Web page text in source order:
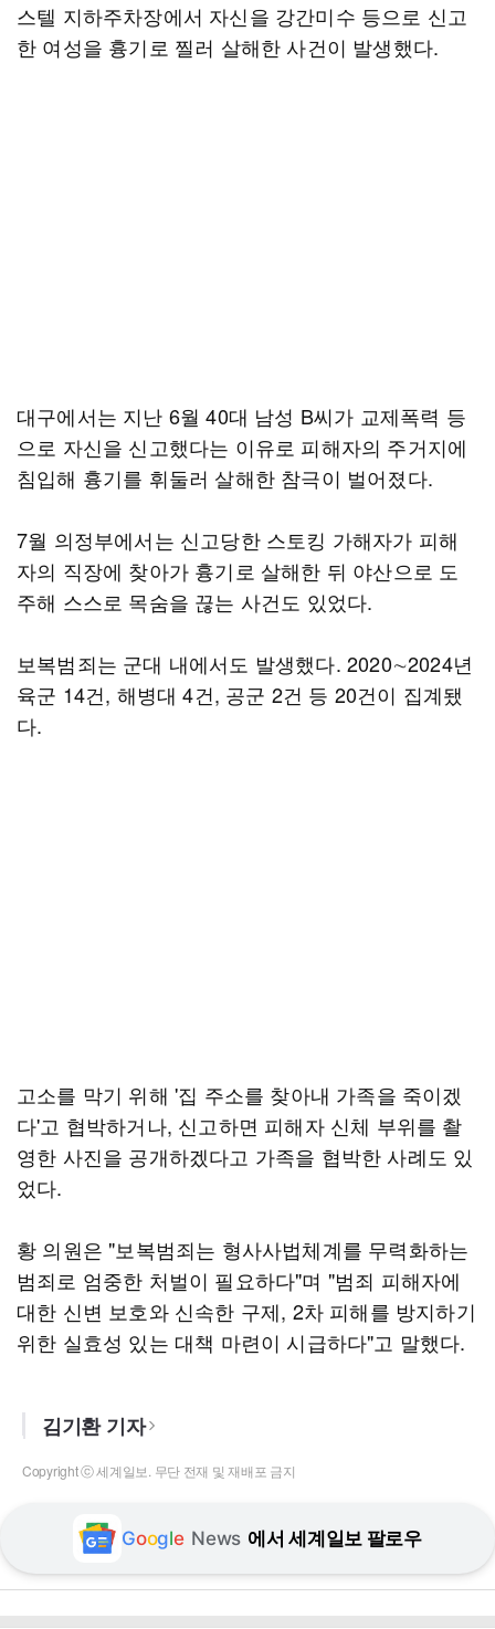
스텔 지하주차장에서 자신을 강간미수 등으로 신고
한 여성을 흉기로 찔러 살해한 사건이 발생했다.
대구에서는 지난 6월 40대 남성 B씨가 교제폭력 등
으로 자신을 신고했다는 이유로 피해자의 주거지에
침입해 흉기를 휘둘러 살해한 참극이 벌어졌다.
7월 의정부에서는 신고당한 스토킹 가해자가 피해
자의 직장에 찾아가 흉기로 살해한 뒤 야산으로 도
주해 스스로 목숨을 끊는 사건도 있었다.
보복범죄는 군대 내에서도 발생했다. 2020∼2024년
육군 14건, 해병대 4건, 공군 2건 등 20건이 집계됐
다.
고소를 막기 위해 '집 주소를 찾아내 가족을 죽이겠
다'고 협박하거나, 신고하면 피해자 신체 부위를 촬
영한 사진을 공개하겠다고 가족을 협박한 사례도 있
었다.
황 의원은 "보복범죄는 형사사법체계를 무력화하는
범죄로 엄중한 처벌이 필요하다"며 "범죄 피해자에
대한 신변 보호와 신속한 구제, 2차 피해를 방지하기
위한 실효성 있는 대책 마련이 시급하다"고 말했다.
김기환 기자
Copyright ⓒ 세계일보. 무단 전재 및 재배포 금지
Google News 에서 세계일보 팔로우